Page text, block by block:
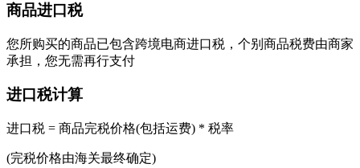
商品进口税
您所购买的商品已包含跨境电商进口税，个别商品税费由商家
承担，您无需再行支付
进口税计算
进口税 = 商品完税价格(包括运费) * 税率
(完税价格由海关最终确定)